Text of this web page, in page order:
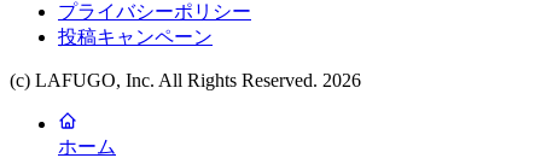
プライバシーポリシー
投稿キャンペーン
(c) LAFUGO, Inc. All Rights Reserved. 2026
ホーム